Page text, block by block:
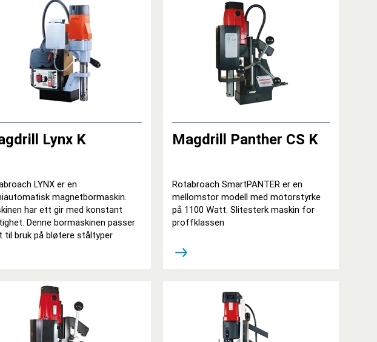
Lynx K
LYNX er en
magnetbormaskin.
har ett gir med konstant
Denne bormaskinen passer
til bruk på bløtere ståltyper
Magdrill Panther CS K
Rotabroach SmartPANTER er en
mellomstor modell med motorstyrke
på 1100 Watt. Slitesterk maskin for
proffklassen